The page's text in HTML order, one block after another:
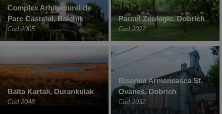
Complex Arhitectural de
Parc Castelul, Balchik
Cod 2005
Parcul Zoologic, Dobrich
Cod 2022
Balta Kartali, Durankulak
Cod 2048
Biserica Armeneasca Sf.
Ovanes, Dobrich
Cod 2032